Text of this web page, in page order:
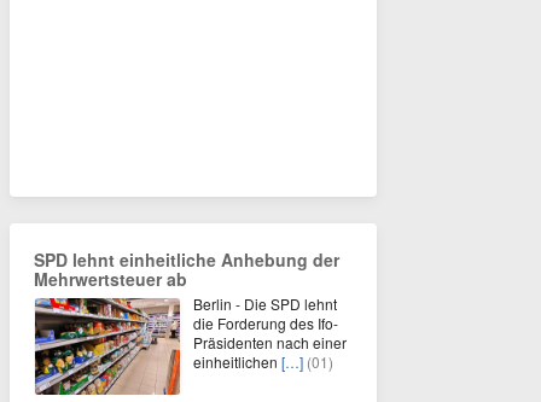
SPD lehnt einheitliche Anhebung der
Mehrwertsteuer ab
Berlin - Die SPD lehnt
die Forderung des Ifo-
Präsidenten nach einer
einheitlichen […] (01)